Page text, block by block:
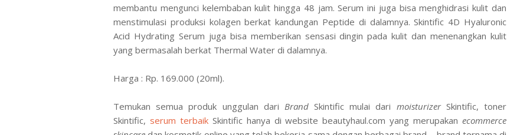
membantu mengunci kelembaban kulit hingga 48 jam. Serum ini juga bisa menghidrasi kulit dan
menstimulasi produksi kolagen berkat kandungan Peptide di dalamnya. Skintific 4D Hyaluronic
Acid Hydrating Serum juga bisa memberikan sensasi dingin pada kulit dan menenangkan kulit
yang bermasalah berkat Thermal Water di dalamnya.
Harga : Rp. 169.000 (20ml).
Temukan semua produk unggulan dari BrandSkintific mulai dari moisturizerSkintific, toner
Skintific, serum terbaikSkintific hanya di website beautyhaul.com yang merupakanecommerce